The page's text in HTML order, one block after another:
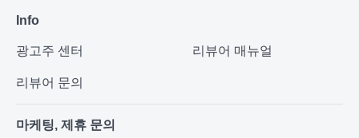
Info
광고주 센터 리뷰어 매뉴얼
리뷰어 문의
마케팅, 제휴 문의